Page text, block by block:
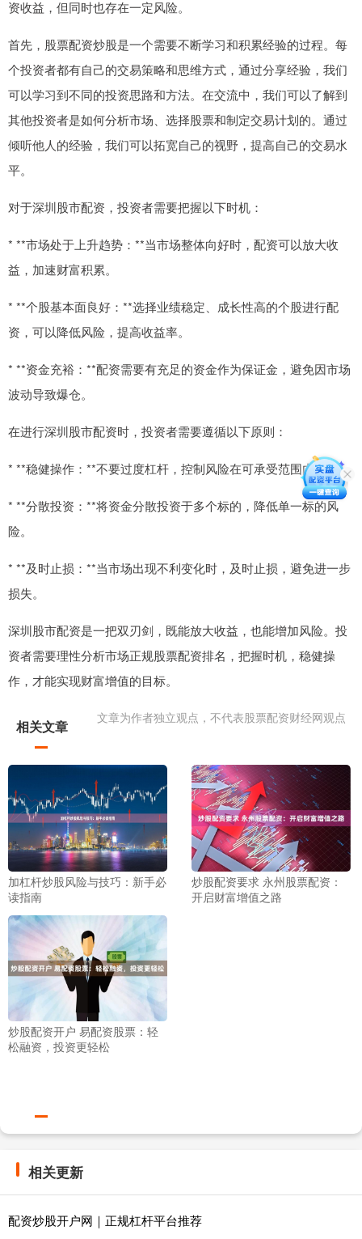
资收益，但同时也存在一定风险。
首先，股票配资炒股是一个需要不断学习和积累经验的过程。每
个投资者都有自己的交易策略和思维方式，通过分享经验，我们
可以学习到不同的投资思路和方法。在交流中，我们可以了解到
其他投资者是如何分析市场、选择股票和制定交易计划的。通过
倾听他人的经验，我们可以拓宽自己的视野，提高自己的交易水
平。
对于深圳股市配资，投资者需要把握以下时机：
* **市场处于上升趋势：**当市场整体向好时，配资可以放大收
益，加速财富积累。
* **个股基本面良好：**选择业绩稳定、成长性高的个股进行配
资，可以降低风险，提高收益率。
* **资金充裕：**配资需要有充足的资金作为保证金，避免因市场
波动导致爆仓。
在进行深圳股市配资时，投资者需要遵循以下原则：
* **稳健操作：**不要过度杠杆，控制风险在可承受范围内。
* **分散投资：**将资金分散投资于多个标的，降低单一标的风
险。
* **及时止损：**当市场出现不利变化时，及时止损，避免进一步
损失。
深圳股市配资是一把双刃剑，既能放大收益，也能增加风险。投
资者需要理性分析市场正规股票配资排名，把握时机，稳健操
作，才能实现财富增值的目标。
文章为作者独立观点，不代表股票配资财经网观点
相关文章
加杠杆炒股风险与技巧：新手必
读指南
炒股配资要求 永州股票配资：
开启财富增值之路
炒股配资开户 易配资股票：轻
松融资，投资更轻松
相关更新
配资炒股开户网｜正规杠杆平台推荐